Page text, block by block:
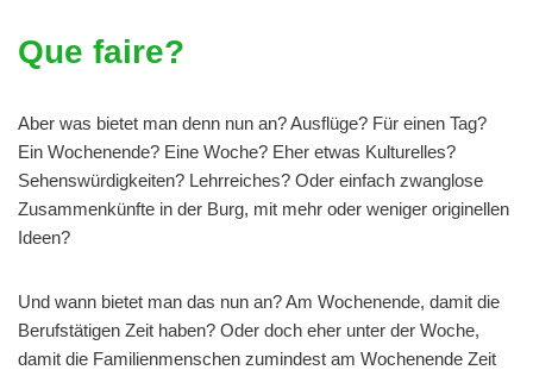
Que faire?
Aber was bietet man denn nun an? Ausflüge? Für einen Tag?
Ein Wochenende? Eine Woche? Eher etwas Kulturelles?
Sehenswürdigkeiten? Lehrreiches? Oder einfach zwanglose
Zusammenkünfte in der Burg, mit mehr oder weniger originellen
Ideen?
Und wann bietet man das nun an? Am Wochenende, damit die
Berufstätigen Zeit haben? Oder doch eher unter der Woche,
damit die Familienmenschen zumindest am Wochenende Zeit